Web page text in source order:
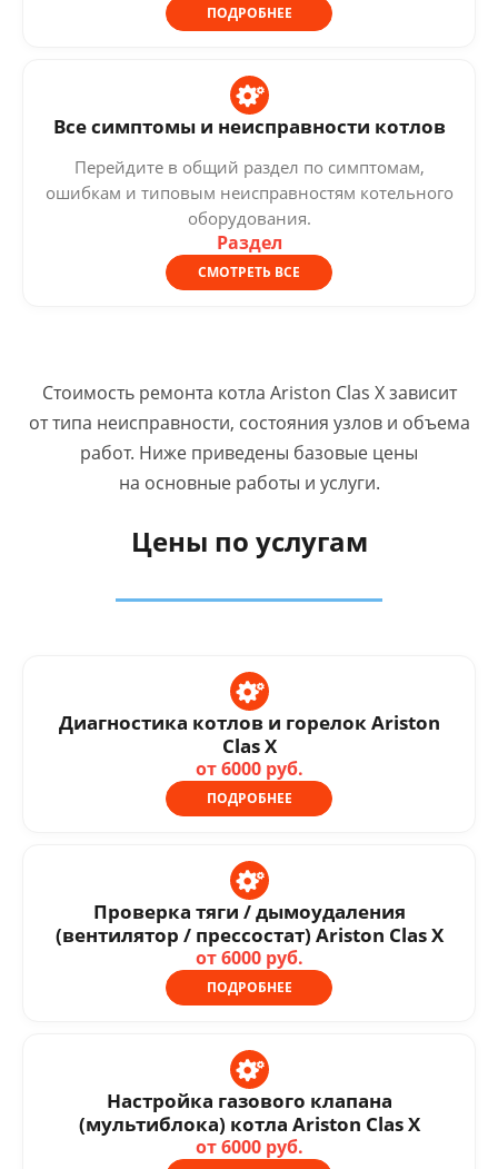
ПОДРОБНЕЕ
Все симптомы и неисправности котлов
Перейдите в общий раздел по симптомам,
ошибкам и типовым неисправностям котельного
оборудования.
Раздел
СМОТРЕТЬ ВСЕ
Стоимость ремонта котла Ariston Clas X зависит
от типа неисправности, состояния узлов и объема
работ. Ниже приведены базовые цены
на основные работы и услуги.
Цены по услугам
Диагностика котлов и горелок Ariston
Clas X
от 6000 руб.
ПОДРОБНЕЕ
Проверка тяги / дымоудаления
(вентилятор / прессостат) Ariston Clas X
от 6000 руб.
ПОДРОБНЕЕ
Настройка газового клапана
(мультиблока) котла Ariston Clas X
от 6000 руб.